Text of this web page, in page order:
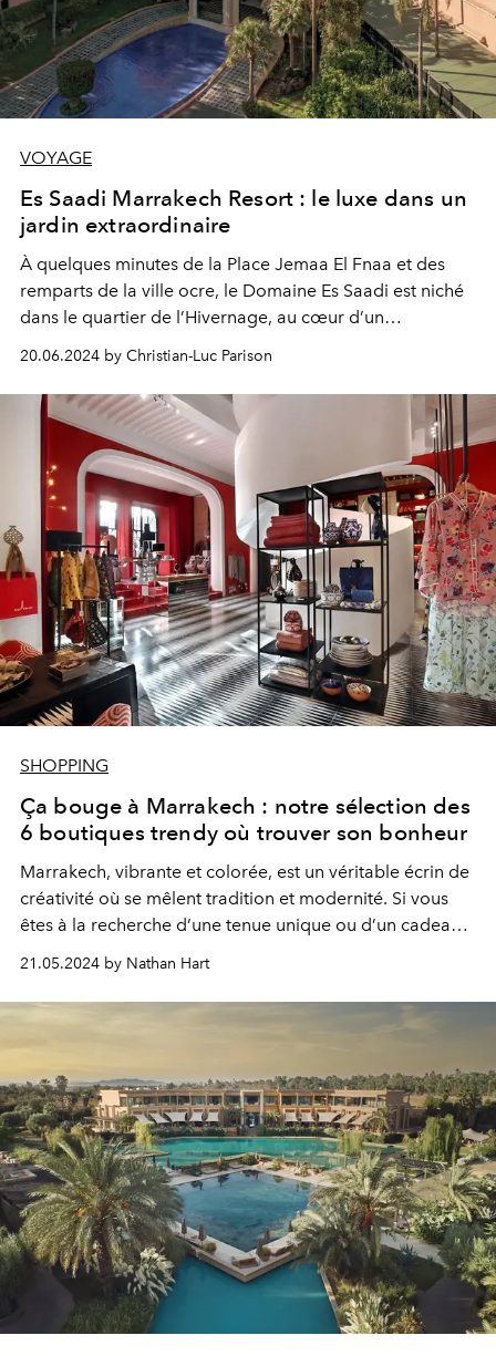
VOYAGE
Es Saadi Marrakech Resort : le luxe dans un
jardin extraordinaire
À quelques minutes de la Place Jemaa El Fnaa et des
remparts de la ville ocre, le Domaine Es Saadi est niché
dans le quartier de l’Hivernage, au cœur d’un
magnifique parc de 8 hectares. Luxe, raffinement et
haute gastronomie pour un séjour qui combine quiétude
et divertissements variés.
20.06.2024 by Christian-Luc Parison
SHOPPING
Ça bouge à Marrakech : notre sélection des
6 boutiques trendy où trouver son bonheur
Marrakech, vibrante et colorée, est un véritable écrin de
créativité où se mêlent tradition et modernité. Si vous
êtes à la recherche d’une tenue unique ou d’un cadeau
sur mesure, pour vous-même ou pour remercier vos
hôtes d’une invitation, laissez-vous guider !
21.05.2024 by Nathan Hart